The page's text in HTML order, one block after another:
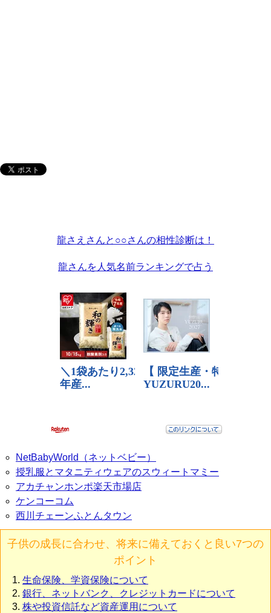
龍さえさんと○○さんの相性診断は！
龍さんを人気名前ランキングで占う
NetBabyWorld（ネットベビー）
授乳服とマタニティウェアのスウィートマミー
アカチャンホンポ楽天市場店
ケンコーコム
西川チェーンふとんタウン
子供の成長に合わせ、将来に備えておくと良い7つの
ポイント
生命保険、学資保険について
銀行、ネットバンク、クレジットカードについて
株や投資信託など資産運用について